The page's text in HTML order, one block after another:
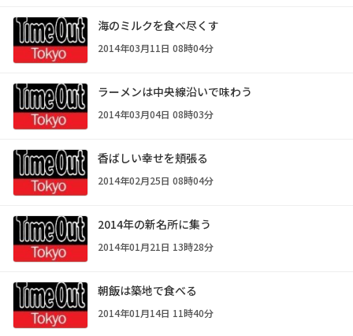
海のミルクを食べ尽くす
2014年03月11日 08時04分
ラーメンは中央線沿いで味わう
2014年03月04日 08時03分
香ばしい幸せを頬張る
2014年02月25日 08時04分
2014年の新名所に集う
2014年01月21日 13時28分
朝飯は築地で食べる
2014年01月14日 11時40分